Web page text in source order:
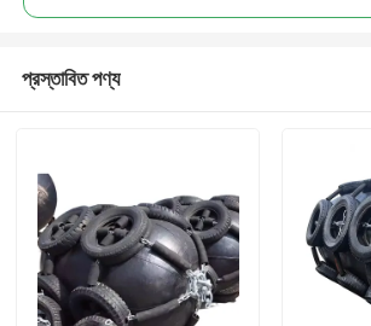
প্রস্তাবিত পণ্য